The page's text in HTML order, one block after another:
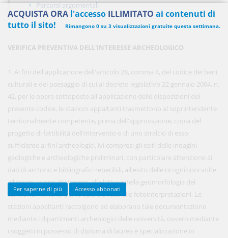
Percorsi argomentali
VERIFICA PREVENTIVA DELL'INTERESSE ARCHEOLOGICO
1. Ai fini dell'applicazione dell'articolo 28, comma 4, del codice dei beni
culturali e del paesaggio di cui al decreto legislativo 22 gennaio 2004, n.
42, per le opere sottoposte all'applicazione delle disposizioni del
presente codice, le stazioni appaltanti trasmettono al soprintendente
territorialmente competente, prima dell'approvazione, copia del
progetto di fattibilità dell'intervento o di uno stralcio di esso
sufficiente ai fini archeologici, ivi compresi gli esiti delle indagini
geologiche e archeologiche preliminari, con particolare attenzione ai
dati di archivio e bibliografici reperibili, all'esito delle ricognizioni volte
all'osservazione dei terreni, alla lettura della geomorfologia del
territorio, nonché, per le opere a rete, alle fotointerpretazioni. Le
stazioni appaltanti raccolgono ed elaborano tale documentazione
mediante i dipartimenti archeologici delle università, ovvero mediante
i soggetti in possesso di diploma di laurea e specializzazione in
ACQUISTA ORA l'accesso ILLIMITATO ai contenuti di
tutto il sito!
Rimangono 0 su 3 visualizzazioni gratuite questa settimana.
450,00 € ANNUALI
570.00€ risparmi il 21%!
Acquista ora
Acquista ora
Per saperne di più Accesso abbonati